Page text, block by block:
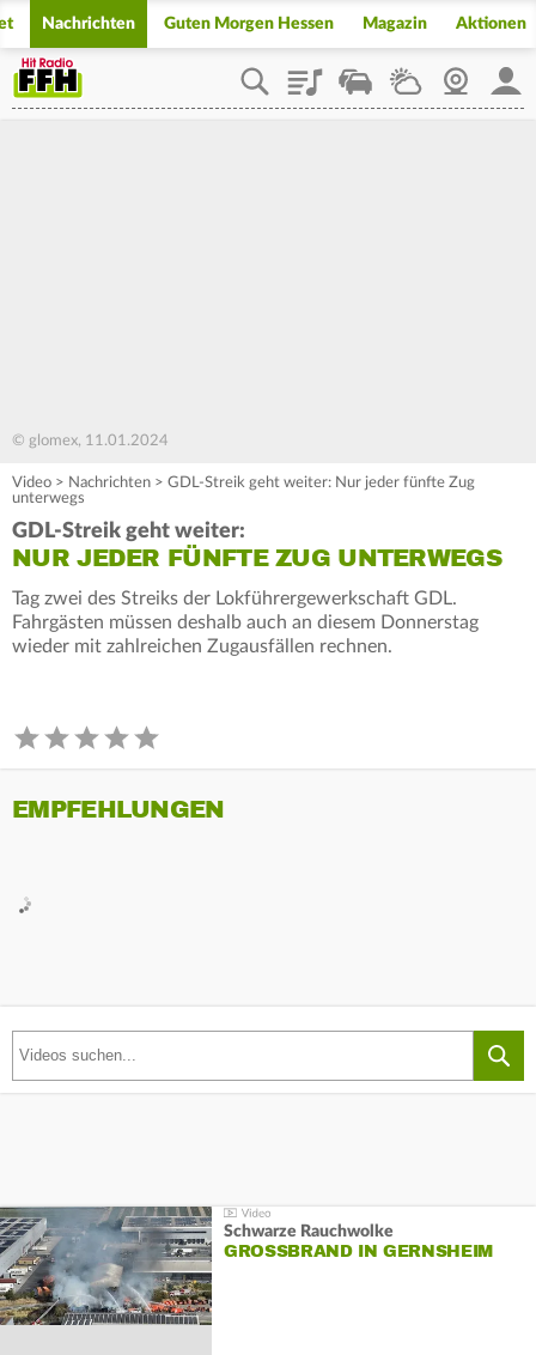
Nachrichten Guten Morgen Hessen Magazin Aktionen
PlaylistStaupilotWetterWebcam
© glomex, 11.01.2024
Video > Nachrichten > GDL-Streik geht weiter: Nur jeder fünfte Zug
unterwegs
GDL-Streik geht weiter:
NUR JEDER FÜNFTE ZUG UNTERWEGS
Tag zwei des Streiks der Lokführergewerkschaft GDL.
Fahrgästen müssen deshalb auch an diesem Donnerstag
wieder mit zahlreichen Zugausfällen rechnen.
EMPFEHLUNGEN
Schwarze Rauchwolke
GROSSBRAND IN GERNSHEIM